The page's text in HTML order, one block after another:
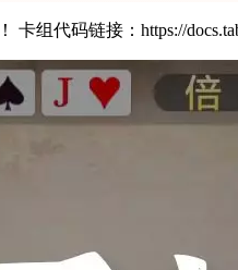
组代码链接：https://